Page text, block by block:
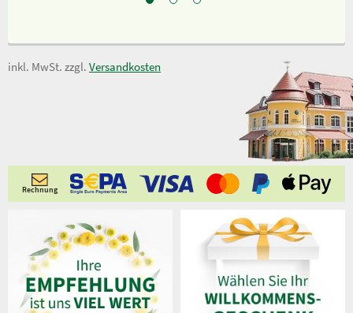
inkl. MwSt. zzgl. Versandkosten
Rechnung